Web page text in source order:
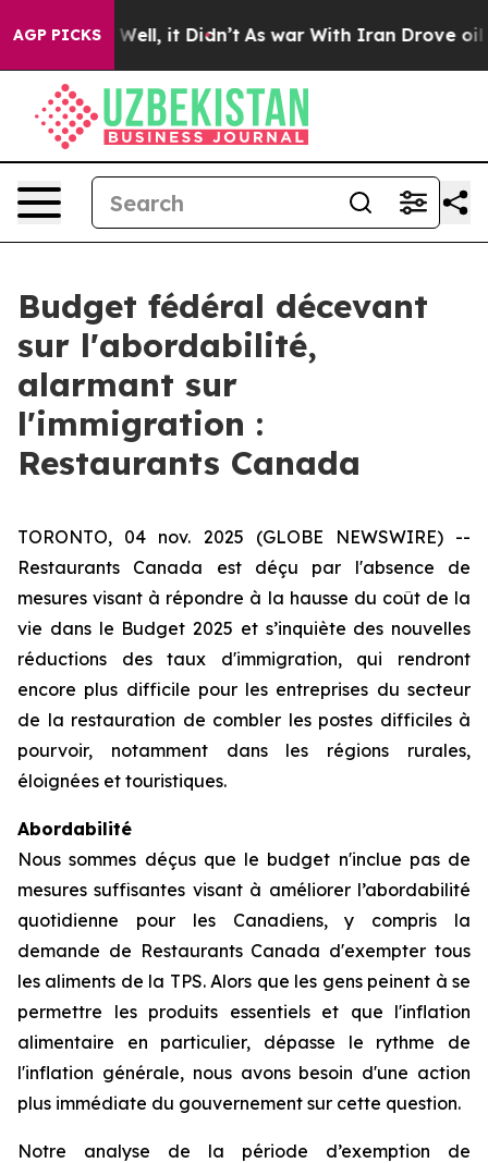
AGP PICKS
40%. Well, it Didn’t As war With Iran Drove oil
Budget fédéral décevant
sur l'abordabilité,
alarmant sur
l'immigration :
Restaurants Canada
TORONTO, 04 nov. 2025 (GLOBE NEWSWIRE) --
Restaurants Canada est déçu par l'absence de
mesures visant à répondre à la hausse du coût de la
vie dans le Budget 2025 et s’inquiète des nouvelles
réductions des taux d'immigration, qui rendront
encore plus difficile pour les entreprises du secteur
de la restauration de combler les postes difficiles à
pourvoir, notamment dans les régions rurales,
éloignées et touristiques.
Abordabilité
Nous sommes déçus que le budget n'inclue pas de
mesures suffisantes visant à améliorer l’abordabilité
quotidienne pour les Canadiens, y compris la
demande de Restaurants Canada d'exempter tous
les aliments de la TPS. Alors que les gens peinent à se
permettre les produits essentiels et que l'inflation
alimentaire en particulier, dépasse le rythme de
l'inflation générale, nous avons besoin d'une action
plus immédiate du gouvernement sur cette question.
Notre analyse de la période d’exemption de